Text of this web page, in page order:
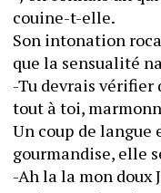
couine-t-elle.
Son intonation
que la sensualité
-Tu devrais
tout à toi,
Un coup de langue
gourmandise, elle
-Ah la la mon doux